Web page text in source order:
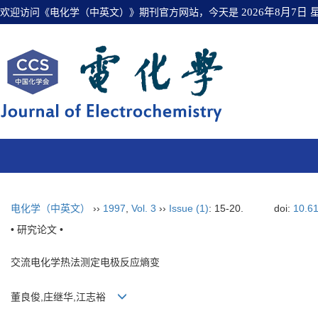
欢迎访问《电化学（中英文）》期刊官方网站，今天是 2026年8月7日
电化学（中英文） ›› 1997 Vol. 3 ›› Issue (1): 15-20. doi:
• 研究论文 •
交流电化学热法测定电极反应熵变
董良俊,庄继华,江志裕